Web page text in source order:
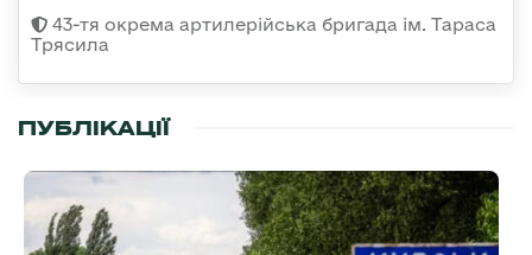
43-тя окрема артилерійська бригада ім. Тараса
Трясила
ПУБЛІКАЦІЇ